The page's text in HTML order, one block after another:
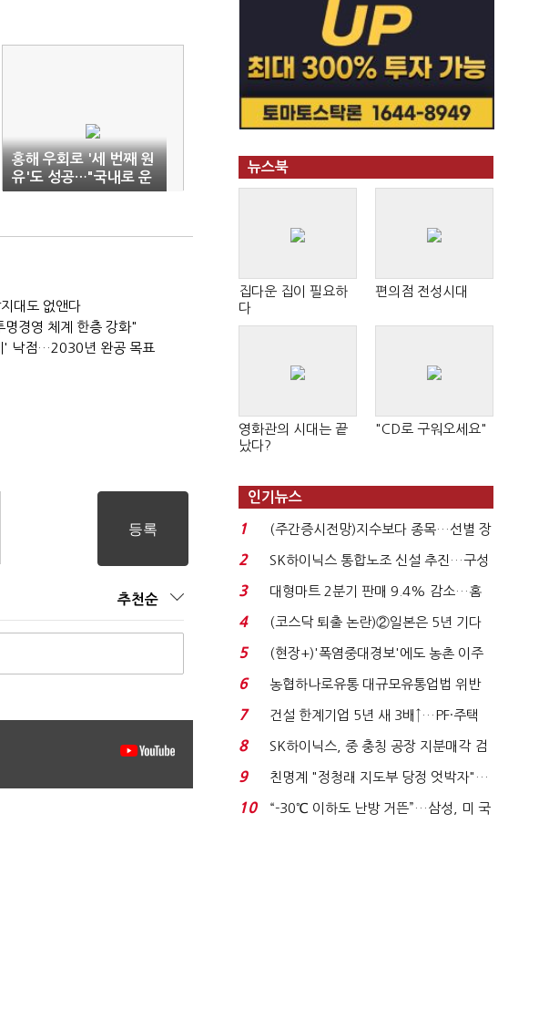
홍해 우회로 '세 번째 원
유'도 성공…"국내로 운
송 중"
대도 없앤다
경영 체계 한층 강화"
' 낙점…2030년 완공 목표
추천순
뉴스북
집다운 집이 필요하
다
편의점 전성시대
영화관의 시대는 끝
났다?
"CD로 구워오세요"
인기뉴스
1
(주간증시전망)지수보다 종목…선별 장
세 이어진다...
2
SK하이닉스 통합노조 신설 추진…구성
원간 성과급 불...
3
대형마트 2분기 판매 9.4% 감소…홈
플러스 사태 여파...
4
(코스닥 퇴출 논란)②일본은 5년 기다
려주는데 우리는 ...
5
(현장+)'폭염중대경보'에도 농촌 이주
노동자는 강행군…'야...
6
농협하나로유통 대규모유통업법 위반
적발…공정위, 과...
7
건설 한계기업 5년 새 3배↑…PF·주택
침체에 재무 ...
8
SK하이닉스, 중 충칭 공장 지분매각 검
토?…“확정된 바...
9
친명계 "정청래 지도부 당정 엇박자"…
친청계 "신천지 오...
10
“-30℃ 이하도 난방 거뜬”…삼성, 미 국